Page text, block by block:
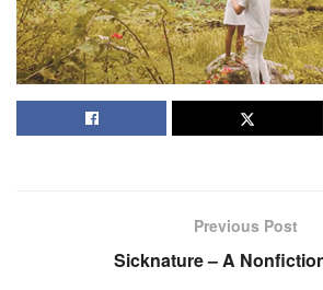
Previous Post
Sicknature – A